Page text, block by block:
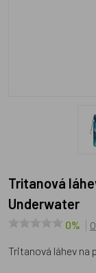
Tritanová láhev na pití Step by Step 0,55 l,
Underwater
0%
Tritanová láhev na